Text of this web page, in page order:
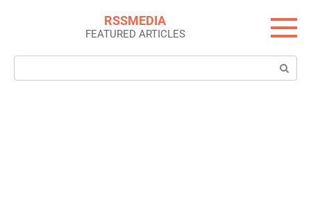
RSSMEDIA
FEATURED ARTICLES
Search: